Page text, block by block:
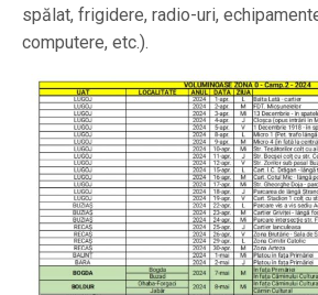
spălat, frigidere, radio-uri,
computere, etc.).